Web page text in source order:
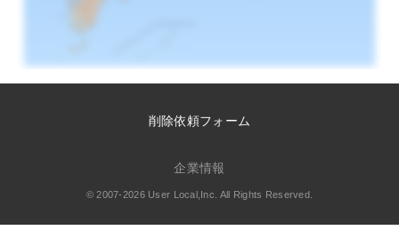
削除依頼フォーム
企業情報
© 2007-2026 User Local,Inc. All Rights Reserved.